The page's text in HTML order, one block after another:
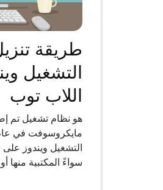
طريقة
اللاب توب
هو نظام تشغيل تم
التشغيل ويندوز على
سواءً المكتبية منها أو